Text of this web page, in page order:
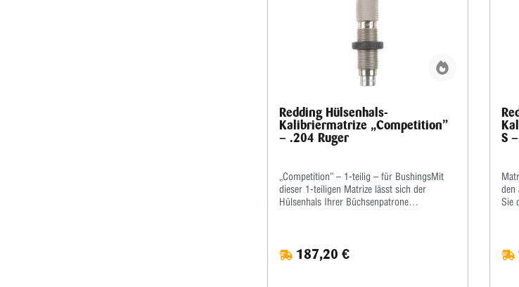
Redding Hülsenhals-
Kalibriermatrize „Competition”
– .204 Ruger
„Competition” – 1-teilig – für BushingsMit
dieser 1-teiligen Matrize lässt sich der
Hülsenhals Ihrer Büchsenpatrone
werden.Mit den auswechselbaren Bushings
bestimmen Sie den Hülsenhalsdurchmesser
187,20 €
S
den
Sie